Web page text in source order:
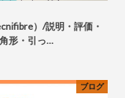
）/説明・評価・
形・引っ…
ブログ